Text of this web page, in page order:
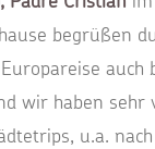
begrüßen
auch
wir haben sehr
u.a.